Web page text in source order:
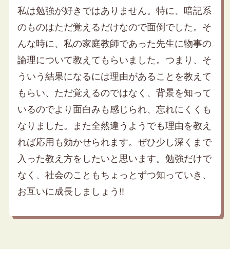
私は勉強が好きではありません。特に、暗記系
のものはただ覚えるだけなので面倒でした。そ
んな時に、私の家庭教師であった先生に物事の
論理について教えてもらいました。つまり、そ
ういう結果になるには理由があることを教えて
もらい、ただ覚えるのではなく、背景を知って
いるのでより面白みも感じられ、忘れにくくも
なりました。また全然違うようでも理由を教え
れば応用も効かせられます。ぜひ少し深くまで
入った教え方をしたいと思います。勉強だけで
なく、社会のこともちょっとずつ知っていき、
お互いに成長しましょう!!